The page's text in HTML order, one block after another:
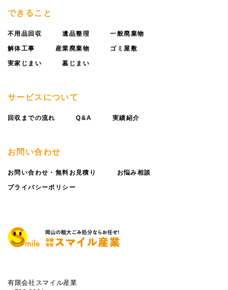
できること
不用品回収 遺品整理 一般廃棄物
解体工事 産業廃棄物 ゴミ屋敷
実家じまい 墓じまい
サービスについて
回収までの流れ Q&A 実績紹介
お問い合わせ
お問い合わせ・無料お見積り お悩み相談
プライバシーポリシー
有限会社スマイル産業